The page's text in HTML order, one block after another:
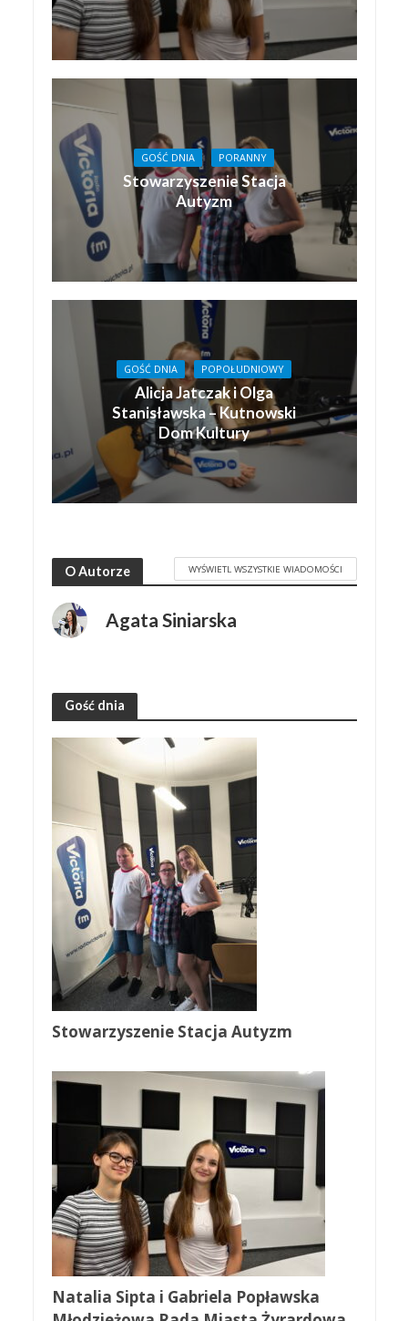
GOŚĆ DNIA PORANNY
Stowarzyszenie Stacja
Autyzm
GOŚĆ DNIA POPOŁUDNIOWY
Alicja Jatczak i Olga
Stanisławska – Kutnowski
Dom Kultury
O Autorze WYŚWIETL WSZYSTKIE WIADOMOŚCI
Agata Siniarska
Gość dnia
Stowarzyszenie Stacja Autyzm
Natalia Sipta i Gabriela Popławska